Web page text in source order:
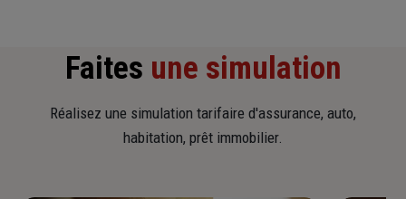
Faites une simulation
Réalisez une simulation tarifaire d'assurance, auto,
habitation, prêt immobilier.